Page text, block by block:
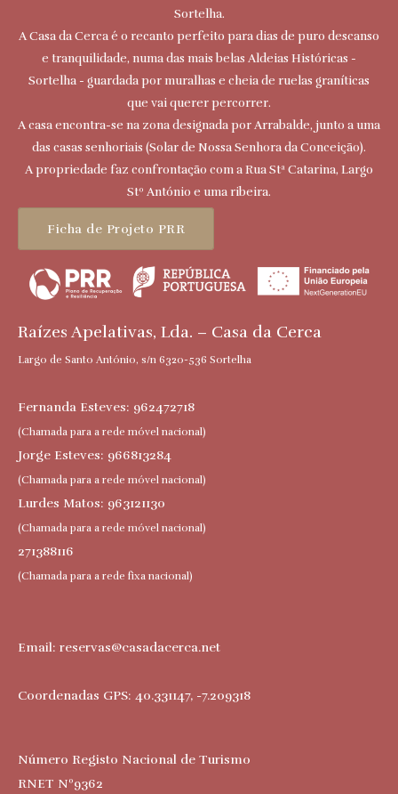
Sortelha.
A Casa da Cerca é o recanto perfeito para dias de puro descanso
e tranquilidade, numa das mais belas Aldeias Históricas -
Sortelha - guardada por muralhas e cheia de ruelas graníticas
que vai querer percorrer.
A casa encontra-se na zona designada por Arrabalde, junto a uma
das casas senhoriais (Solar de Nossa Senhora da Conceição).
A propriedade faz confrontação com a Rua Stª Catarina, Largo
Stº António e uma ribeira.
Ficha de Projeto PRR
Raízes Apelativas, Lda. – Casa da Cerca
Largo de Santo António, s/n 6320-536 Sortelha
Fernanda Esteves: 962472718
(Chamada para a rede móvel nacional)
Jorge Esteves: 966813284
(Chamada para a rede móvel nacional)
Lurdes Matos: 963121130
(Chamada para a rede móvel nacional)
271388116
(Chamada para a rede fixa nacional)
Email: reservas@casadacerca.net
Coordenadas GPS: 40.331147, -7.209318
Número Registo Nacional de Turismo
RNET Nº9362